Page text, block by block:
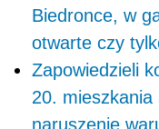
Biedronce, w
otwarte czy
Zapowiedzieli
20.
naruszenie